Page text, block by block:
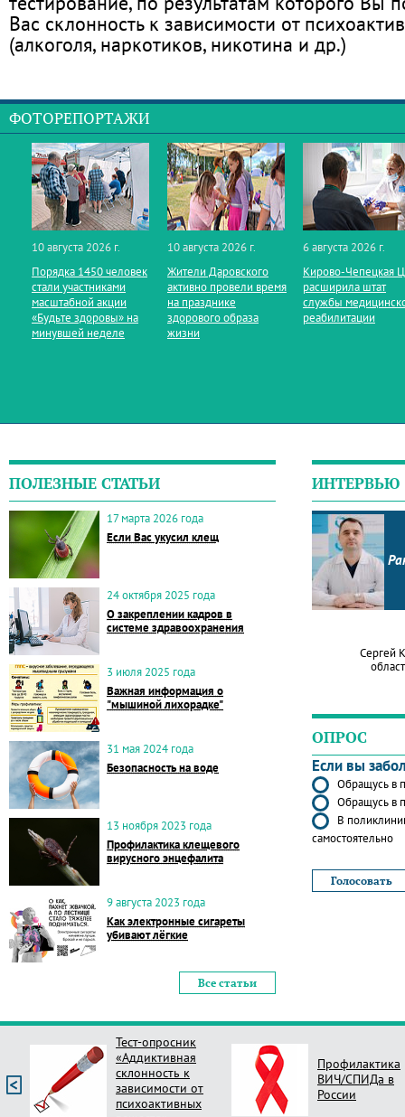
Вас склонность к зависимости от
(алкоголя, наркотиков, никотина и др.)
ФОТОРЕПОРТАЖИ
10 августа 2026 г.
Порядка 1450 человек
стали участниками
масштабной акции
«Будьте здоровы» на
минувшей неделе
10 августа 2026 г.
Жители Даровского
активно провели время
на празднике
здорового образа
жизни
6 августа 2026 г.
Кирово‑Чепецкая
расширила штат
службы
реабилитации
ПОЛЕЗНЫЕ СТАТЬИ
17 марта 2026 года
Если Вас укусил клещ
24 октября 2025 года
О закреплении кадров в
системе здравоохранения
3 июля 2025 года
Важная информация о
"мышиной лихорадке"
31 мая 2024 года
Безопасность на воде
13 ноября 2023 года
Профилактика клещевого
вирусного энцефалита
9 августа 2023 года
Как электронные сигареты
убивают лёгкие
Все статьи
ИНТЕРВЬЮ
Сергей
ОПРОС
Если вы
Обращусь в
Обращусь в
В
самостоятельно
Профилактика
ВИЧ/СПИДа в
России
Опрос Оцени
новый стиль
поликлиник